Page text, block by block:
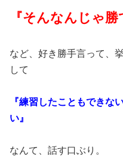
『そんなんじゃ
など、好き勝手言って、
して
『練習したこともできな
い』
なんて、話す口ぶり。